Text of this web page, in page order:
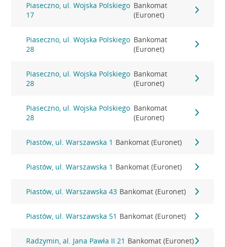
Piaseczno, ul. Wojska Polskiego
17
Bankomat
(Euronet)
Piaseczno, ul. Wojska Polskiego
28
Bankomat
(Euronet)
Piaseczno, ul. Wojska Polskiego
28
Bankomat
(Euronet)
Piaseczno, ul. Wojska Polskiego
28
Bankomat
(Euronet)
Piastów, ul. Warszawska 1 Bankomat (Euronet)
Piastów, ul. Warszawska 1 Bankomat (Euronet)
Piastów, ul. Warszawska 43 Bankomat (Euronet)
Piastów, ul. Warszawska 51 Bankomat (Euronet)
Radzymin, al. Jana Pawła II 21 Bankomat (Euronet)